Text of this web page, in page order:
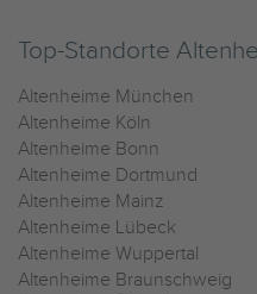
Top-Standorte
Altenheime München
Altenheime Köln
Altenheime Bonn
Altenheime Dortmund
Altenheime Mainz
Altenheime Lübeck
Altenheime Wuppertal
Altenheime Braunschweig